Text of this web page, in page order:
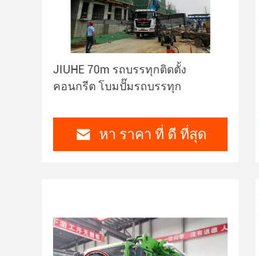
JIUHE 70m รถบรรทุกติดตั้ง
คอนกรีต โบมปั๊มรถบรรทุก
หา ราคา ที่ ดี ที่สุด